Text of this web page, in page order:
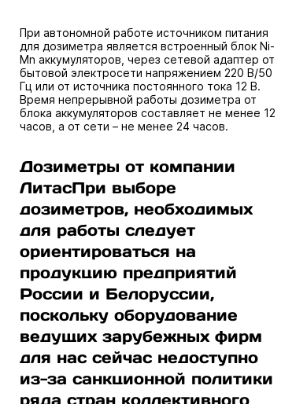
При автономной работе источником питания
для дозиметра является встроенный блок Ni-
Mn аккумуляторов, через сетевой адаптер от
бытовой электросети напряжением 220 В/50
Гц или от источника постоянного тока 12 В.
Время непрерывной работы дозиметра от
блока аккумуляторов составляет не менее 12
часов, а от сети – не менее 24 часов.
Дозиметры от компании
ЛитасПри выборе
дозиметров, необходимых
для работы следует
ориентироваться на
продукцию предприятий
России и Белоруссии,
поскольку оборудование
ведущих зарубежных фирм
для нас сейчас недоступно
из-за санкционной политики